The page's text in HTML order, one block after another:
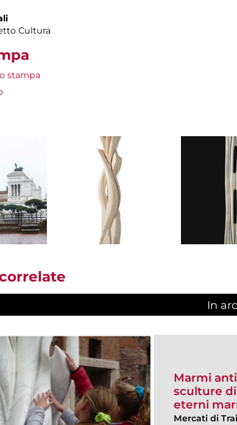
Cultura
stampa
In
Marmi
sculture
eterni
Mercati di